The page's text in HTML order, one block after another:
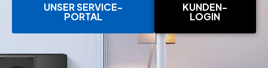
UNSER SERVICE-
PORTAL
KUNDEN-
LOGIN